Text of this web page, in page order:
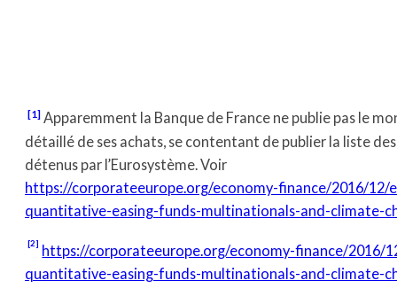
[1] Apparemment la Banque de France ne publie pas le
détaillé de ses achats, se contentant de publier la liste
détenus par l’Eurosystème. Voir
https://corporateeurope.org/economy-finance/2016/12/
quantitative-easing-funds-multinationals-and-climate-
[2] https://corporateeurope.org/economy-finance/2016/
quantitative-easing-funds-multinationals-and-climate-